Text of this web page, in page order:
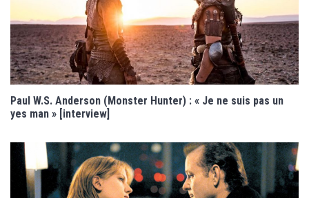
Paul W.S. Anderson (Monster Hunter) : « Je ne suis pas un
yes man » [interview]